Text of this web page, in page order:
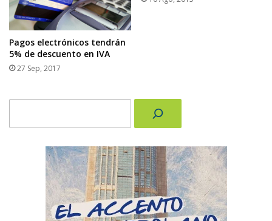
Pagos electrónicos tendrán
5% de descuento en IVA
27 Sep, 2017